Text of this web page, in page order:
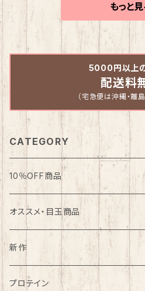
ロンシャツ 練習
着 ウェア (ITP2
3408)
もっと
5000円以上
配送料
（宅急便は沖縄・離
CATEGORY
10％OFF商品
バスケット
野球
大特価グラブ特集
アウトドア
オススメ・目玉商品
新作
プロテイン